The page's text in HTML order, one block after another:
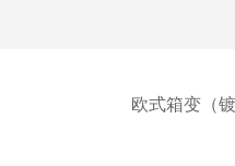
欧式箱变（